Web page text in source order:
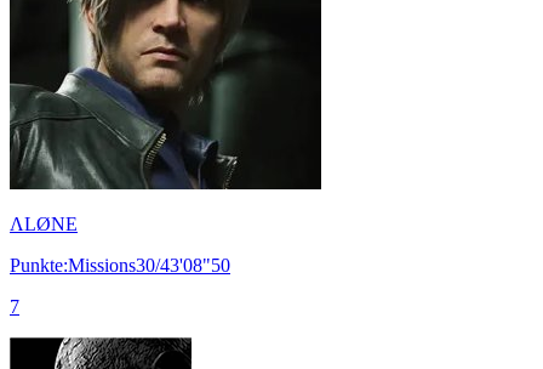
ΛLØNE
Punkte:Missions30/43'08"50
7